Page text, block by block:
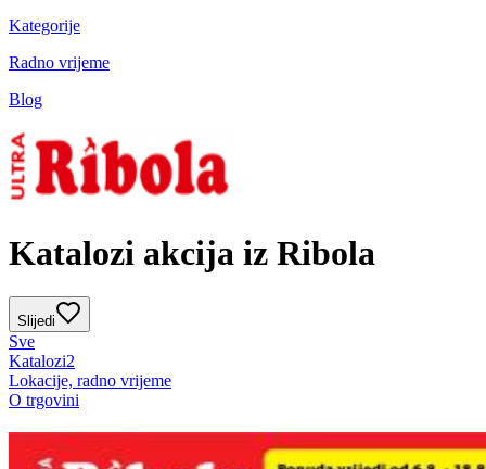
Kategorije
Radno vrijeme
Blog
Katalozi akcija iz Ribola
Slijedi
Sve
Katalozi2
Lokacije, radno vrijeme
O trgovini